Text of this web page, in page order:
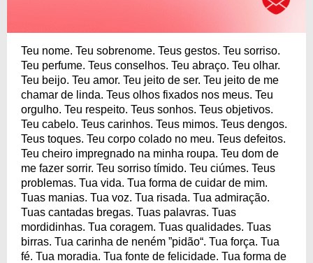
Teu nome. Teu sobrenome. Teus gestos. Teu sorriso.
Teu perfume. Teus conselhos. Teu abraço. Teu olhar.
Teu beijo. Teu amor. Teu jeito de ser. Teu jeito de me
chamar de linda. Teus olhos fixados nos meus. Teu
orgulho. Teu respeito. Teus sonhos. Teus objetivos.
Teu cabelo. Teus carinhos. Teus mimos. Teus dengos.
Teus toques. Teu corpo colado no meu. Teus defeitos.
Teu cheiro impregnado na minha roupa. Teu dom de
me fazer sorrir. Teu sorriso tímido. Teu ciúmes. Teus
problemas. Tua vida. Tua forma de cuidar de mim.
Tuas manias. Tua voz. Tua risada. Tua admiração.
Tuas cantadas bregas. Tuas palavras. Tuas
mordidinhas. Tua coragem. Tuas qualidades. Tuas
birras. Tua carinha de neném ”pidão“. Tua força. Tua
fé. Tua moradia. Tua fonte de felicidade. Tua forma de